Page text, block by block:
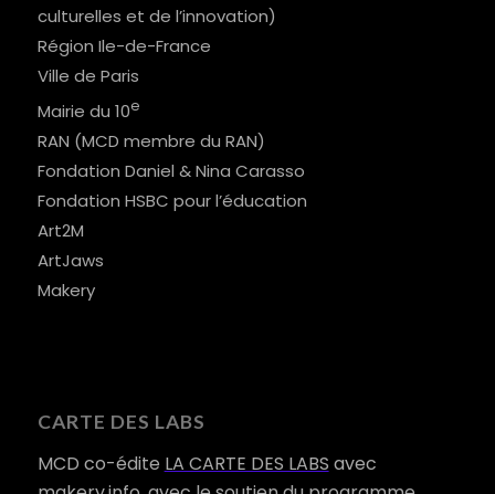
culturelles et de l’innovation)
Région Ile-de-France
Ville de Paris
Mairie du 10e
RAN (MCD membre du RAN)
Fondation Daniel & Nina Carasso
Fondation HSBC pour l’éducation
Art2M
ArtJaws
Makery
CARTE DES LABS
MCD co-édite LA CARTE DES LABS avec